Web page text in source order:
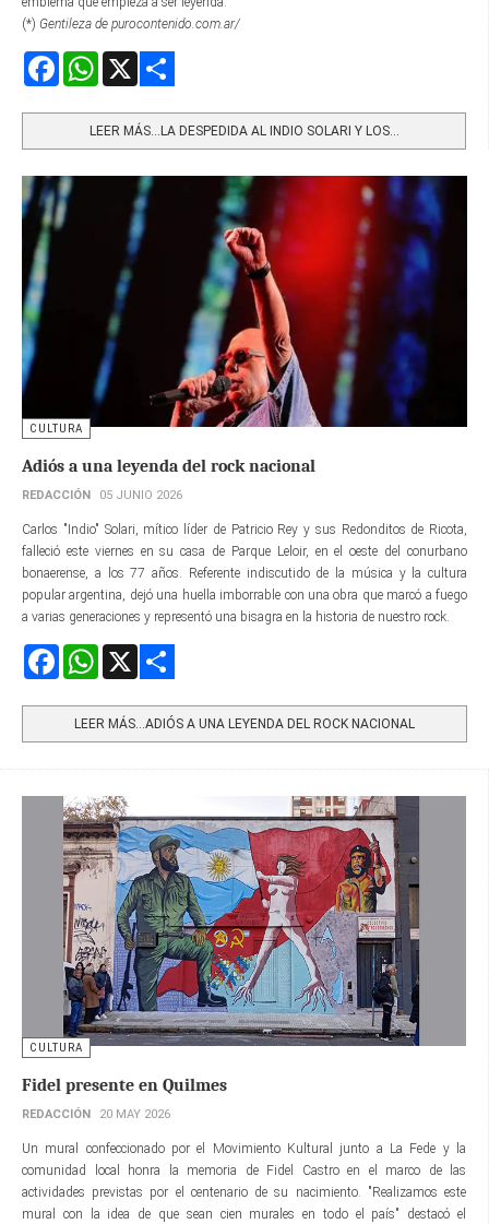
(*) Gentileza de purocontenido.com.ar/
FacebookWhatsApp
LEER MÁS…LA DESPEDIDA AL INDIO SOLARI Y LOS...
CULTURA
Adiós a una leyenda del rock nacional
REDACCIÓN 05 JUNIO 2026
Carlos "Indio" Solari, mítico líder de Patricio Rey y sus Redonditos de Ricota,
falleció este viernes en su casa de Parque Leloir, en el oeste del conurbano
bonaerense, a los 77 años. Referente indiscutido de la música y la cultura
popular argentina, dejó una huella imborrable con una obra que marcó a fuego
a varias generaciones y representó una bisagra en la historia de nuestro rock.
FacebookWhatsApp
LEER MÁS…ADIÓS A UNA LEYENDA DEL ROCK NACIONAL
CULTURA
Fidel presente en Quilmes
REDACCIÓN 20 MAY 2026
Un mural confeccionado por el Movimiento Kultural junto a La Fede y la
comunidad local honra la memoria de Fidel Castro en el marco de las
actividades previstas por el centenario de su nacimiento. "Realizamos este
mural con la idea de que sean cien murales en todo el país" destacó el